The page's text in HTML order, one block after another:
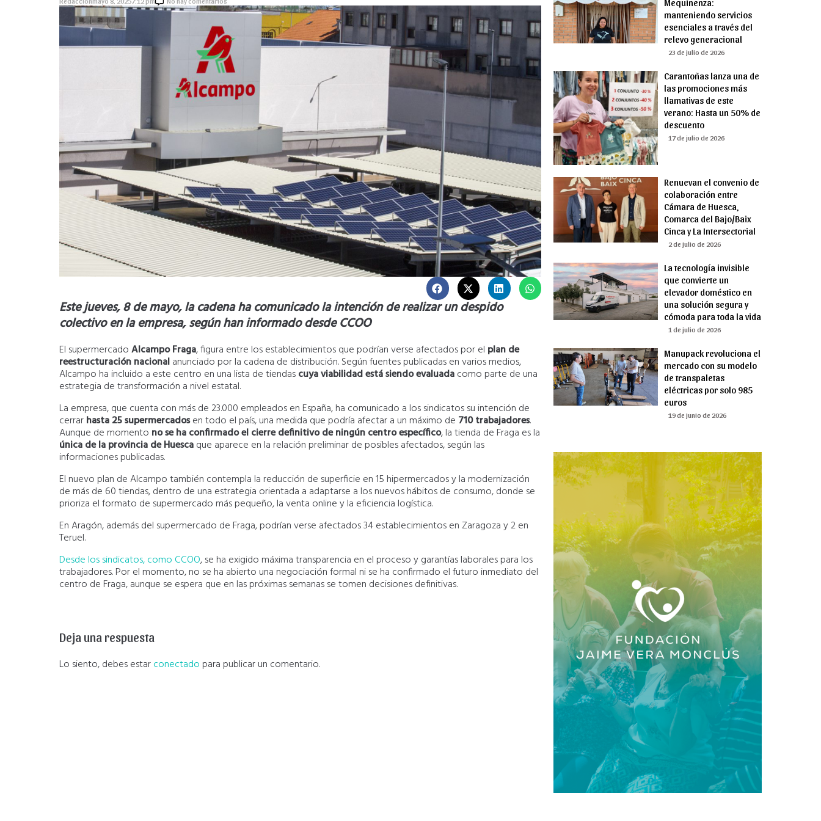
Este jueves, 8 de mayo, la cadena ha comunicado la intención de realizar un despido
colectivo en la empresa, según han informado desde CCOO
El supermercadoAlcampo Fraga, figura entre los establecimientos que podrían verse afectados por el plan de
reestructuración nacionalanunciado por la cadena de distribución. Según fuentes publicadas en varios medios,
Alcampo ha incluido a este centro en una lista de tiendascuya viabilidad está siendo evaluadacomo parte de una
estrategia de transformación a nivel estatal.
La empresa, que cuenta con más de 23.000 empleados en España, ha comunicado a los sindicatos su intención de
cerrarhasta 25 supermercadosen todo el país, una medida que podría afectar a un máximo de 710 trabajadores.
Aunque de momento no se ha confirmado el cierre definitivo de ningún centro específico, la tienda de Fraga es la
única de la provincia de Huescaque aparece en la relación preliminar de posibles afectados, según las
informaciones publicadas.
El nuevo plan de Alcampo también contempla la reducción de superficie en 15 hipermercados y la modernización
de más de 60 tiendas, dentro de una estrategia orientada a adaptarse a los nuevos hábitos de consumo, donde se
prioriza el formato de supermercado más pequeño, la venta online y la eficiencia logística.
En Aragón, además del supermercado de Fraga, podrían verse afectados 34 establecimientos en Zaragoza y 2 en
Teruel.
Desde los sindicatos, como CCOO, se ha exigido máxima transparencia en el proceso y garantías laborales para los
trabajadores. Por el momento, no se ha abierto una negociación formal ni se ha confirmado el futuro inmediato del
centro de Fraga, aunque se espera que en las próximas semanas se tomen decisiones definitivas.
Deja una respuesta
Lo siento, debes estarconectado para publicar un comentario.
Mequinenza:
manteniendo servicios
esenciales a través del
relevo generacional
23 de julio de 2026
Carantoñas lanza una de
las promociones más
llamativas de este
verano: Hasta un 50% de
descuento
17 de julio de 2026
Renuevan el convenio de
colaboración entre
Cámara de Huesca,
Comarca del Bajo/Baix
Cinca y La Intersectorial
2 de julio de 2026
La tecnología invisible
que convierte un
elevador doméstico en
una solución segura y
cómoda para toda la vida
1 de julio de 2026
Manupack revoluciona el
mercado con su modelo
de transpaletas
eléctricas por solo 985
euros
19 de junio de 2026